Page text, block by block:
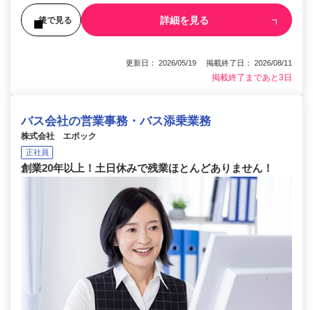
後で見る 詳細を見る
更新日： 2026/05/19 掲載終了日： 2026/08/11
掲載終了まであと3日
バス会社の営業事務・バス添乗業務
株式会社 エポック
正社員
創業20年以上！土日休みで残業ほとんどありません！